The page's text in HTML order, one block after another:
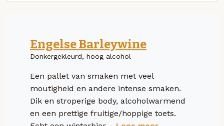
Engelse Barleywine
Donkergekleurd, hoog alcohol
Een pallet van smaken met veel
moutigheid en andere intense smaken.
Dik en stroperige body, alcoholwarmend
en een prettige fruitige/hoppige toets.